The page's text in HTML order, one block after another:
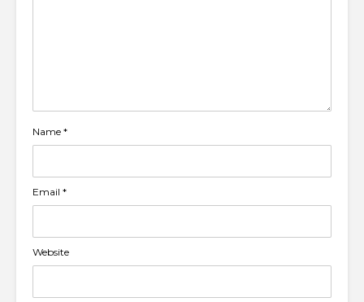
Name *
Email *
Website